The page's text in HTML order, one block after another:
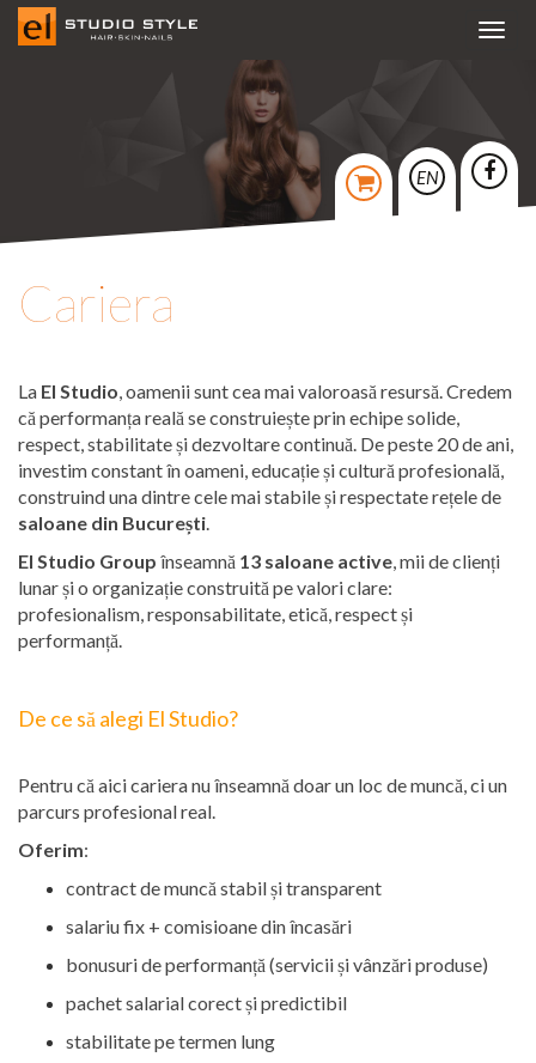
EN
Cariera
La El Studio, oamenii sunt cea mai valoroasă resursă. Credem
că performanța reală se construiește prin echipe solide,
respect, stabilitate și dezvoltare continuă. De peste 20 de ani,
investim constant în oameni, educație și cultură profesională,
construind una dintre cele mai stabile și respectate rețele de
saloane din București.
El Studio Group înseamnă 13 saloane active, mii de clienți
lunar și o organizație construită pe valori clare:
profesionalism, responsabilitate, etică, respect și
performanță.
De ce să alegi El Studio?
Pentru că aici cariera nu înseamnă doar un loc de muncă, ci un
parcurs profesional real.
Oferim:
contract de muncă stabil și transparent
salariu fix + comisioane din încasări
bonusuri de performanță (servicii și vânzări produse)
pachet salarial corect și predictibil
stabilitate pe termen lung